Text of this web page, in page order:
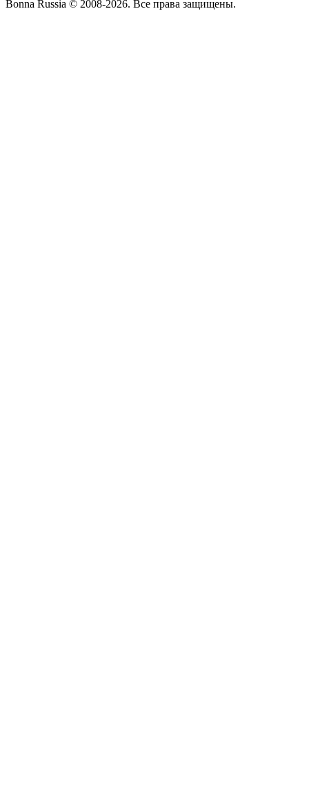
Bonna Russia © 2008-2026. Все права защищены.